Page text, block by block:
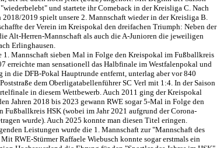
und startete ihr Comeback in der Kreisliga C. Nach
2018/2019 spielt unsere 2. Mannschaft wieder in der Kreisliga B.
der Verein im Kreispokal den dreifachen Triumph: Neben der
Alt-Herren-Mannschaft als auch die A-Junioren die jeweiligen
Erlinghausen.
1. Mannschaft sieben Mal in Folge den Kreispokal im Fußballkreis
erreichte man sensationell das Halbfinale im Westfalenpokal und
in die DFB-Pokal Hauptrunde entfernt, unterlag aber vor 840
dem Oberligatabellenführer SC Verl mit 1:4. In der Saison
in diesem Wettbewerb. Auch 2011 ging der Kreispokal
Jahren 2018 bis 2023 gewann RWE sogar 5-Mal in Folge den
Fußballkreis HSK (wobei im Jahr 2021 aufgrund der Corona-
wurde). Auch 2025 konnte man diesen Titel eringen.
Leistungen wurde die 1. Mannschaft zur "Mannschaft des
RWE-Stürmer Raffaele Wiebusch konnte sogar erstmals ein